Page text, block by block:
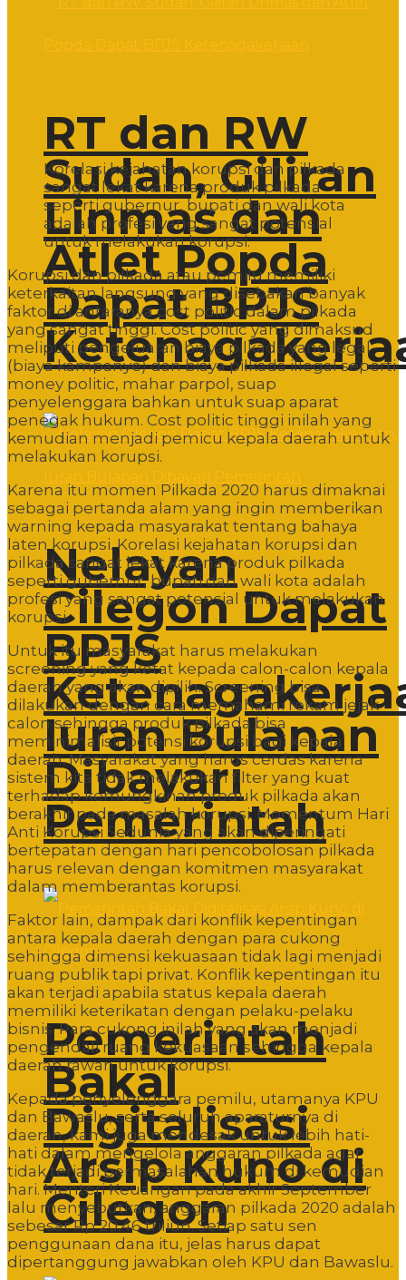
RT dan RW
Sudah, Giliran
Linmas dan
Atlet Popda
Dapat BPJS
Nelayan
Cilegon Dapat
BPJS
Iuran Bulanan
Dibayari
Pemerintah
Pemerintah
Bakal
Digitalisasi
Arsip Kuno di
Cilegon
Korelasi kejahatan korupsi dan pilkada
sangat lekat karena produk pilkada
seperti gubernur, bupati dan wali kota
adalah profesi yang sangat potensial
untuk melakukan korupsi.
Korupsi dan pilkada atau pemilu memiliki
keterkaitan langsung yang disebakan banyak
faktor di antaranya cost politic dalam pilkada
yang sangat tinggi. Cost politic yang dimaksud
meliputi pengeluaran biaya pilkada yang legal
(biaya kampanye) dan biaya pilkada illegal seperti
money politic, mahar parpol, suap
penyelenggara bahkan untuk suap aparat
penegak hukum. Cost politic tinggi inilah yang
kemudian menjadi pemicu kepala daerah untuk
melakukan korupsi.
Karena itu momen Pilkada 2020 harus dimaknai
sebagai pertanda alam yang ingin memberikan
warning kepada masyarakat tentang bahaya
laten korupsi. Korelasi kejahatan korupsi dan
pilkada sangat lekat karena produk pilkada
seperti gubernur, bupati dan wali kota adalah
profesi yang sangat potensial untuk melakukan
korupsi.
Untuk itu masyarakat harus melakukan
screening yang ketat kepada calon-calon kepala
daerah yang akan dipilih. Screening bisa
dilakukan dengan cara memahami rekam jejak
calon sehingga produk pilkada bisa
meminimalisir potensi korupsi bagi kepala
daerah. Masyarakat yang harus cerdas karena
sistem kita tidak melakukan filter yang kuat
terhadap kemungkinan produk pilkada akan
berakhir pada masalah korupsi. Momentum Hari
Anti Korupsi Sedunia yang akan diperingati
bertepatan dengan hari pencobolosan pilkada
harus relevan dengan komitmen masyarakat
dalam memberantas korupsi.
Faktor lain, dampak dari konflik kepentingan
antara kepala daerah dengan para cukong
sehingga dimensi kekuasaan tidak lagi menjadi
ruang publik tapi privat. Konflik kepentingan itu
akan terjadi apabila status kepala daerah
memiliki keterikatan dengan pelaku-pelaku
bisnis. Para cukong inilah yang akan menjadi
pengendali ruang kekuasaan sehingga kepala
daerah rawan untuk korupsi.
Kepada penyelenggara pemilu, utamanya KPU
dan Bawaslu, serta seluruh aparaturnya di
daerah, kami juga mendesak untuk lebih hati-
hati dalam mengelola anggaran pilkada agar
tidak terjadi permasalahan hukum di kemudian
hari. Menteri Keuangan pada akhir September
lalu menyebutkan, anggaran pilkada 2020 adalah
sebesar Rp 20,46 triliun. Setiap satu sen
penggunaan dana itu, jelas harus dapat
dipertanggung jawabkan oleh KPU dan Bawaslu.